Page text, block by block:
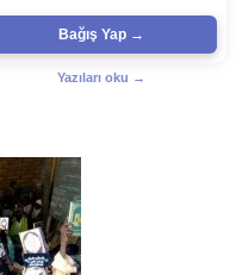
Bağış Yap →
Yazıları oku →